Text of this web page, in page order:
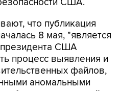
что публикация
8 мая, "является
президента США
процесс выявления и
файлов,
аномальными